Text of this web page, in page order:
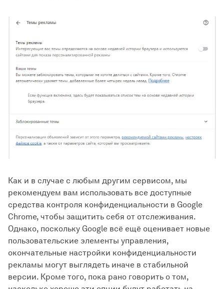
Как и в случае с любым другим сервисом, мы
рекомендуем вам использовать все доступные
средства контроля конфиденциальности в Google
Chrome, чтобы защитить себя от отслеживания.
Однако, поскольку Google всё ещё оценивает новые
пользовательские элементы управления,
окончательные настройки конфиденциальности
рекламы могут выглядеть иначе в стабильной
версии. Кроме того, пока рано говорить о том,